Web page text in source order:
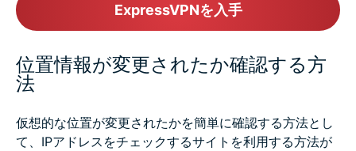
ExpressVPNを入手
位置情報が変更されたか確認する方
法
仮想的な位置が変更されたかを簡単に確認する方法とし
て、IPアドレスをチェックするサイトを利用する方法が